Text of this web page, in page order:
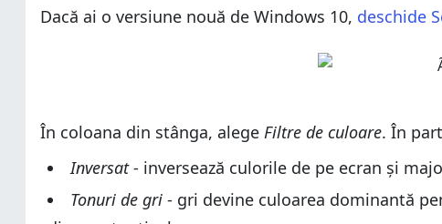
Dacă ai o versiune nouă de Windows 10, deschide
În coloana din stânga, alege Filtre de culoare. În
Inversat- inversează culorile de pe ecran și
Tonuri de gri - gri devine culoarea dominantă